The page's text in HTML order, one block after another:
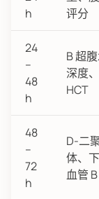
h
评分
24
–
48
h
B 超
深度、
HCT
48
–
72
h
D-二
体、
血管